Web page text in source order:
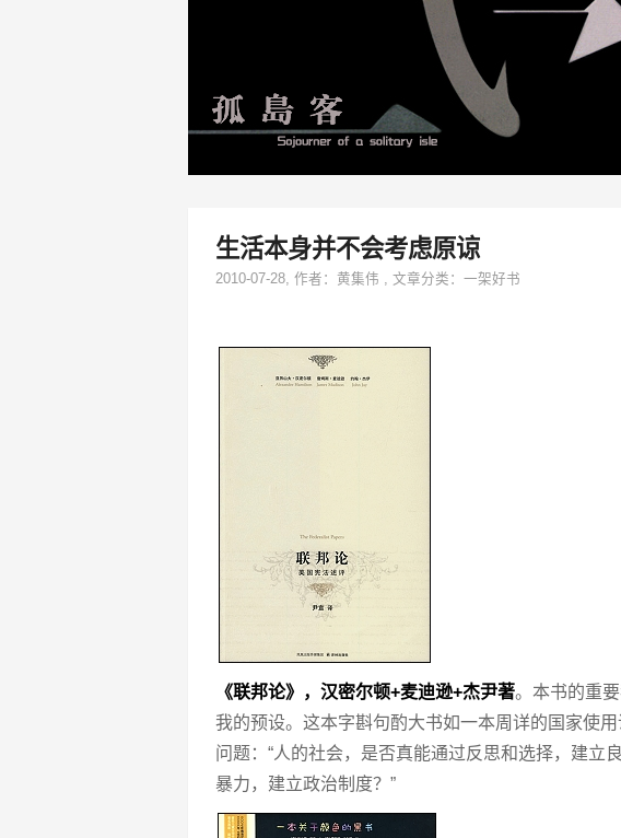
生活本身并不会考虑原谅
2010-07-28, 作者： 黄集伟 , 文章分类： 一架好书
《联邦论》，汉密尔顿+麦迪逊+杰尹著。本书的重
我的预设。这本字斟句酌大书如一本周详的国家使
问题：“人的社会，是否真能通过反思和选择，建立
暴力，建立政治制度？”